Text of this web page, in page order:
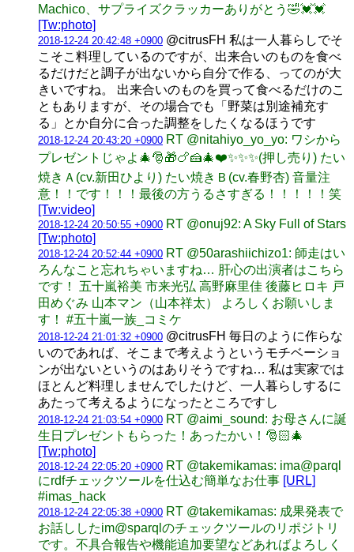
Machico、サプライズクラッカーありがとう🤣💓💓
[Tw:photo]
2018-12-24 20:42:48 +0900 @citrusFH 私は一人暮らしでそ
こそこ料理しているのですが、出来合いのものを食べ
るだけだと調子が出ないから自分で作る、ってのが大
きいですね。 出来合いのものを買って食べるだけのこ
ともありますが、その場合でも「野菜は別途補充す
る」とか自分に合った調整をしたくなるほうです
2018-12-24 20:43:20 +0900 RT @nitahiyo_yo_yo: ワシから
プレゼントじゃよ🎄🎅🎁🍗🍰🎄❤️✨✨✨(押し売り) たい
焼きＡ(cv.新田ひより) たい焼きＢ(cv.春野杏) 音量注
意！！です！！！最後の方うるさすぎる！！！！！笑
[Tw:video]
2018-12-24 20:50:55 +0900 RT @onuj92: A Sky Full of Stars
[Tw:photo]
2018-12-24 20:52:44 +0900 RT @50arashiichizo1: 師走はい
ろんなこと忘れちゃいますね… 肝心の出演者はこちら
です！ 五十嵐裕美 市来光弘 高野麻里佳 後藤ヒロキ 戸
田めぐみ 山本マン（山本祥太） よろしくお願いしま
す！ #五十嵐一族_コミケ
2018-12-24 21:01:32 +0900 @citrusFH 毎日のように作らな
いのであれば、そこまで考えようというモチベーショ
ンが出ないというのはありそうですね… 私は実家では
ほとんど料理しませんでしたけど、一人暮らしするに
あたって考えるようになったところですし
2018-12-24 21:03:54 +0900 RT @aimi_sound: お母さんに誕
生日プレゼントもらった！あったかい！🎅🏻🎄
[Tw:photo]
2018-12-24 22:05:20 +0900 RT @takemikamas: ima@parql
にrdfチェックツールを仕込む簡単なお仕事 [URL]
#imas_hack
2018-12-24 22:05:38 +0900 RT @takemikamas: 成果発表で
お話ししたim@sparqlのチェックツールのリポジトリ
です。不具合報告や機能追加要望などあればよろしく